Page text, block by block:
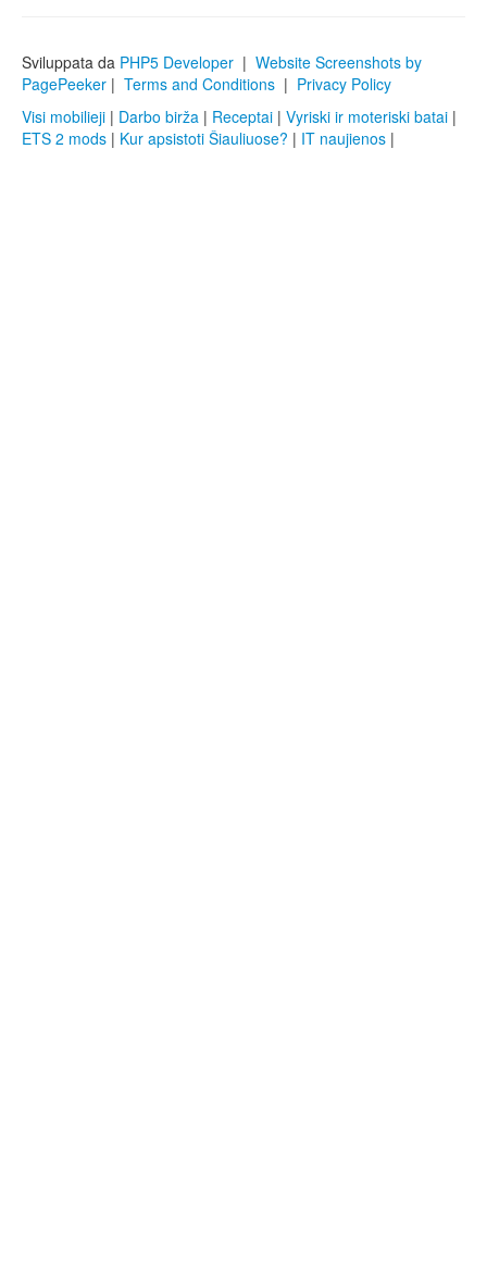
Sviluppata da PHP5 Developer | Website Screenshots by
PagePeeker | Terms and Conditions | Privacy Policy
Visi mobilieji | Darbo birža | Receptai | Vyriski ir moteriski batai |
ETS 2 mods | Kur apsistoti Šiauliuose? | IT naujienos |